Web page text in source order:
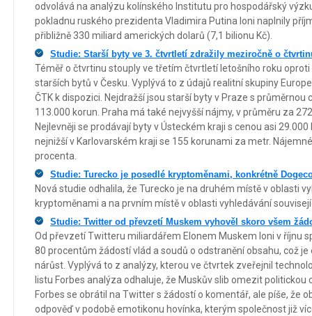
odvolává na analýzu kolínského Institutu pro hospodářský
pokladnu ruského prezidenta Vladimira Putina loni naplnily
přibližně 330 miliard amerických dolarů (7,1 bilionu Kč).
Studie: Starší byty ve 3. čtvrtletí zdražily meziročně o
Téměř o čtvrtinu stouply ve třetím čtvrtletí letošního roku
starších bytů v Česku. Vyplývá to z údajů realitní skupiny
ČTK k dispozici. Nejdražší jsou starší byty v Praze s
113.000 korun. Praha má také nejvyšší nájmy, v průměru za
Nejlevněji se prodávají byty v Ústeckém kraji s cenou asi
nejnižší v Karlovarském kraji se 155 korunami za metr.
procenta.
Studie: Turecko je posedlé kryptoměnami, konkrétně
Nová studie odhalila, že Turecko je na druhém místě v oblasti
kryptoměnami a na prvním místě v oblasti vyhledávání
Studie: Twitter od převzetí Muskem vyhověl skoro všem
Od převzetí Twitteru miliardářem Elonem Muskem loni v říjnu
80 procentům žádostí vlád a soudů o odstranění obsahu, což
nárůst. Vyplývá to z analýzy, kterou ve čtvrtek zveřejnil
listu Forbes analýza odhaluje, že Muskův slib omezit
Forbes se obrátil na Twitter s žádostí o komentář, ale píše, že
odpověď v podobě emotikonu hovínka, kterým společnost již